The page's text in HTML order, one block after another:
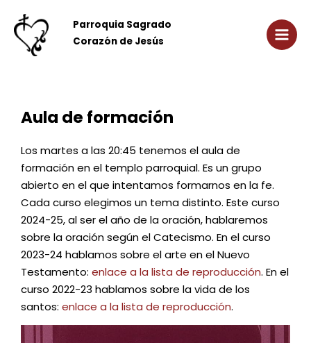
contenido
Parroquia Sagrado
Corazón de Jesús
Aula de formación
Los martes a las 20:45 tenemos el aula de
formación en el templo parroquial. Es un grupo
abierto en el que intentamos formarnos en la fe.
Cada curso elegimos un tema distinto. Este curso
2024-25, al ser el año de la oración, hablaremos
sobre la oración según el Catecismo. En el curso
2023-24 hablamos sobre el arte en el Nuevo
Testamento: enlace a la lista de reproducción. En el
curso 2022-23 hablamos sobre la vida de los
santos: enlace a la lista de reproducción.